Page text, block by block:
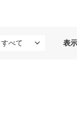
表